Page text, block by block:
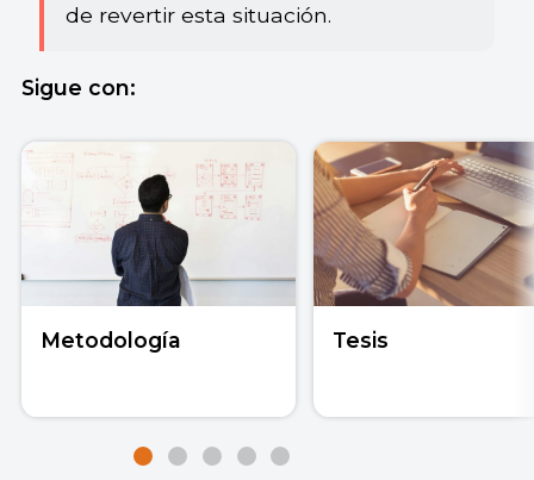
de revertir esta situación.
Sigue con:
Metodología Tesis